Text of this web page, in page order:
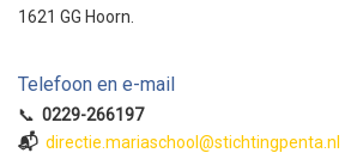
1621 GG Hoorn.
Telefoon en e-mail
📞 0229-266197
📬 directie.mariaschool@stichtingpenta.nl